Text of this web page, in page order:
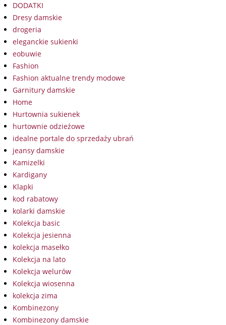
DODATKI
Dresy damskie
drogeria
eleganckie sukienki
eobuwie
Fashion
Fashion aktualne trendy modowe
Garnitury damskie
Home
Hurtownia sukienek
hurtownie odzieżowe
idealne portale do sprzedaży ubrań
jeansy damskie
Kamizelki
Kardigany
Klapki
kod rabatowy
kolarki damskie
Kolekcja basic
Kolekcja jesienna
kolekcja masełko
Kolekcja na lato
Kolekcja welurów
Kolekcja wiosenna
kolekcja zima
Kombinezony
Kombinezony damskie